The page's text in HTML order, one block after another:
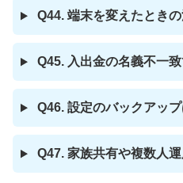
Q44. 端末を変えたとき
Q45. 入出金の名義不一
Q46. 設定のバックアッ
Q47. 家族共有や複数人